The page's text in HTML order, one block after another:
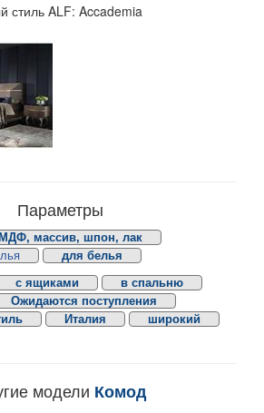
стиль ALF: Accademia
Параметры
массив, шпон, лак
для белья
с ящиками
в спальню
Ожидаются поступления
Италия
широкий
модели Комод